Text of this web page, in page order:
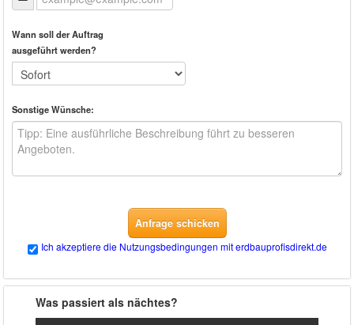
Wann soll der Auftrag
ausgeführt werden?
Sonstige Wünsche:
Anfrage schicken
Ich akzeptiere die Nutzungsbedingungen mit erdbauprofisdirekt.de
Was passiert als nächtes?